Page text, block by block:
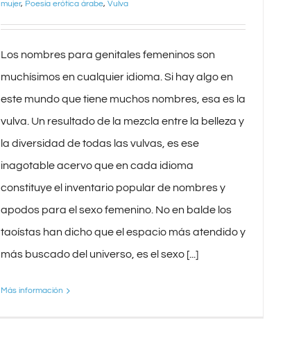
mujer, Poesía erótica árabe, Vulva
Los nombres para genitales femeninos son
muchísimos en cualquier idioma. Si hay algo en
este mundo que tiene muchos nombres, esa es la
vulva. Un resultado de la mezcla entre la belleza y
la diversidad de todas las vulvas, es ese
inagotable acervo que en cada idioma
constituye el inventario popular de nombres y
apodos para el sexo femenino. No en balde los
taoístas han dicho que el espacio más atendido y
más buscado del universo, es el sexo [...]
Más información